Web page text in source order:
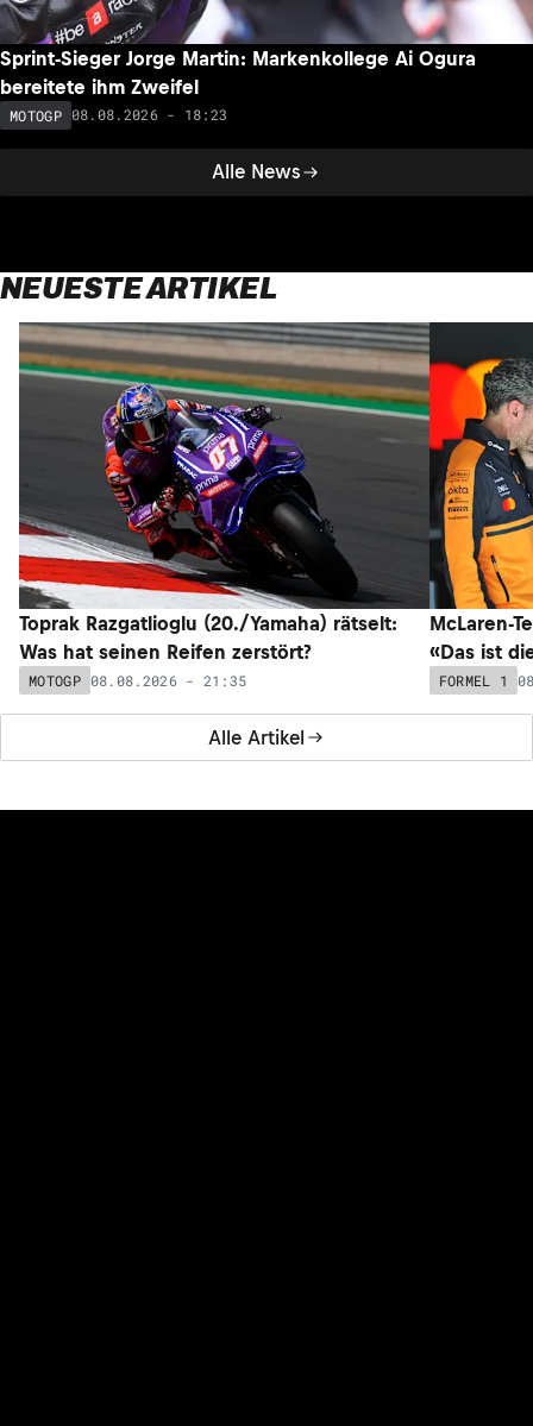
Alle News
Sprint-Sieger Jorge Martin: Markenkollege Ai Ogura
bereitete ihm Zweifel
MOTOGP 08.08.2026 - 18:23
NEUESTE ARTIKEL
Alle Artikel
Toprak Razgatlioglu (20./Yamaha) rätselt:
Was hat seinen Reifen zerstört?
MOTOGP 08.08.2026 - 21:35
McLaren-
«Das ist
FORMEL 1